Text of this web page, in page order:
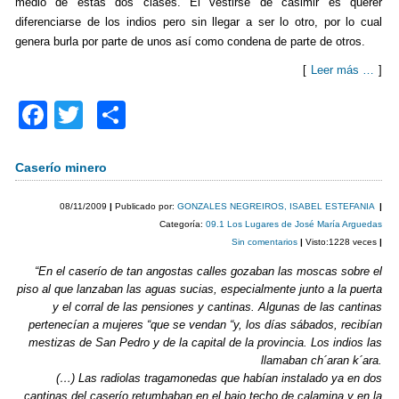
diferenciarse de los indios pero sin llegar a ser lo otro, por lo cual
genera burla por parte de unos así como condena de parte de otros.
[ Leer más … ]
F
c
e
o
k
T
tt
er
m
p
Caserío minero
08/11/2009 | Publicado por:GONZALES NEGREIROS, ISABEL ESTEFANIA |
Categoría:09.1 Los Lugares de José María Arguedas
Sin comentarios| Visto:1228 veces|
“En el caserío de tan angostas calles gozaban las moscas sobre el
piso al que lanzaban las aguas sucias, especialmente junto a la puerta
y el corral de las pensiones y cantinas. Algunas de las cantinas
pertenecían a mujeres “que se vendan “y, los días sábados, recibían
mestizas de San Pedro y de la capital de la provincia. Los indios las
llamaban ch´aran k´ara.
(…) Las radiolas tragamonedas que habían instalado ya en dos
cantinas del caserío retumbaban en el bajo techo de calamina y en la